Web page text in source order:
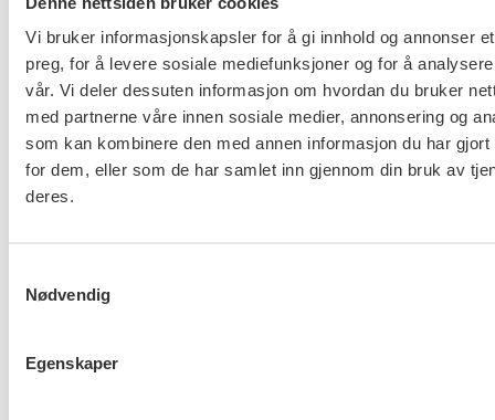
Vi bruker informasjonskapsler for å gi innhold og annonser
preg, for å levere sosiale mediefunksjoner og for å
vår. Vi deler dessuten informasjon om hvordan du bruker
med partnerne våre innen sosiale medier, annonsering og
som kan kombinere den med annen informasjon du har gjort
for dem, eller som de har samlet inn gjennom din bruk av
deres.
Nødvendig
Egenskaper
politisk journalist Svein Tore Bergestuen.
– At myndighetene har stillt krav om kompetanse
og bemanning i institusjonsbarnevernet har vært en
viktig forutsetning for ryddigere forhold her enn i
For å bli godkjent som tjenesteleverandør skal
og sosialfaglig utdanning. Dette har betydd at også